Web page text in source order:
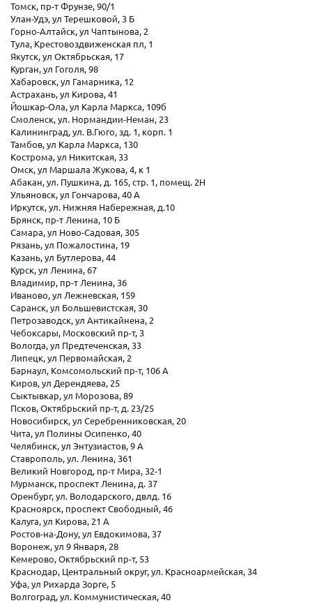
Томск, пр-т Фрунзе, 90/1
Улан-Удэ, ул Терешковой, 3 Б
Горно-Алтайск, ул Чаптынова, 2
Тула, Крестовоздвиженская пл, 1
Якутск, ул Октябрьская, 17
Курган, ул Гоголя, 98
Хабаровск, ул Гамарника, 12
Астрахань, ул Кирова, 41
Йошкар-Ола, ул Карла Маркса, 109б
Смоленск, ул. Нормандии-Неман, 23
Калининград, ул. В.Гюго, зд. 1, корп. 1
Тамбов, ул Карла Маркса, 130
Кострома, ул Никитская, 33
Омск, ул Маршала Жукова, 4, к 1
Абакан, ул. Пушкина, д. 165, стр. 1, помещ. 2Н
Ульяновск, ул Гончарова, 40 А
Иркутск, ул. Нижняя Набережная, д.10
Брянск, пр-т Ленина, 10 Б
Самара, ул Ново-Садовая, 305
Рязань, ул Пожалостина, 19
Казань, ул Бутлерова, 44
Курск, ул Ленина, 67
Владимир, пр-т Ленина, 36
Иваново, ул Лежневская, 159
Саранск, ул Большевистская, 30
Петрозаводск, ул Антикайнена, 2
Чебоксары, Московский пр-т, 3
Вологда, ул Предтеченская, 33
Липецк, ул Первомайская, 2
Барнаул, Комсомольский пр-т, 106 А
Киров, ул Дерендяева, 25
Сыктывкар, ул Морозова, 89
Псков, Октябрьский пр-т, д. 23/25
Новосибирск, ул Серебренниковская, 20
Чита, ул Полины Осипенко, 40
Челябинск, ул Энтузиастов, 9 А
Ставрополь, ул. Ленина, 361
Великий Новгород, пр-т Мира, 32-1
Мурманск, проспект Ленина, д. 37
Оренбург, ул. Володарского, двлд. 16
Красноярск, проспект Свободный, 46
Калуга, ул Кирова, 21 А
Ростов-на-Дону, ул Евдокимова, 37
Воронеж, ул 9 Января, 28
Кемерово, Октябрьский пр-т, 53
Краснодар, Центральный округ, ул. Красноармейская, 34
Уфа, ул Рихарда Зорге, 5
Волгоград, ул. Коммунистическая, 40